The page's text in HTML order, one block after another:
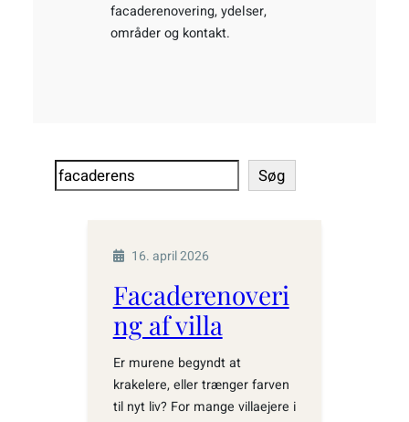
facaderenovering, ydelser,
områder og kontakt.
Søg Søg
16. april 2026
Facaderenoveri
ng af villa
Er murene begyndt at
krakelere, eller trænger farven
til nyt liv? For mange villaejere i